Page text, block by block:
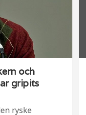
och
gripits
ryske